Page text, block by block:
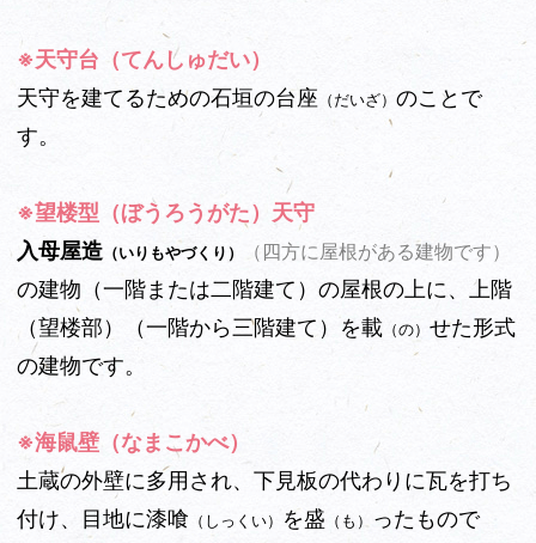
※天守台（てんしゅだい）
天守を建てるための石垣の台座 （だいざ） のことで
す。
※望楼型（ぼうろうがた） 天守
入母屋造 （いりもやづくり） （四方に屋根がある建物です）
の建物（一階または二階建て）の屋根の上に、上階
（望楼部）（一階から三階建て）を載 （の） せた形式
の建物です。
※海鼠壁（なまこかべ）
土蔵の外壁に多用され、下見板の代わりに瓦を打ち
付け、目地に漆喰 （しっくい） を盛 （も） ったもので